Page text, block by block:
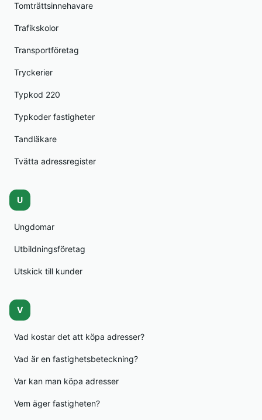
Tomträttsinnehavare
Trafikskolor
Transportföretag
Tryckerier
Typkod 220
Typkoder fastigheter
Tandläkare
Tvätta adressregister
U
Ungdomar
Utbildningsföretag
Utskick till kunder
V
Vad kostar det att köpa adresser?
Vad är en fastighetsbeteckning?
Var kan man köpa adresser
Vem äger fastigheten?